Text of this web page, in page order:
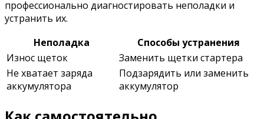
профессионально диагностировать неполадки и
устранить их.
Неполадка
Способы устранения
Износ щеток
Заменить щетки стартера
Не хватает заряда
аккумулятора
Подзарядить или заменить
аккумулятор